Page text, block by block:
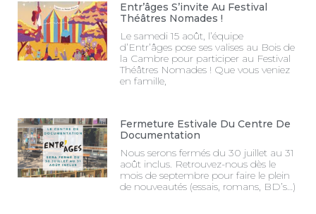
Entr’âges S’invite Au Festival
Théâtres Nomades !
Le samedi 15 août, l’équipe
d’Entr’âges pose ses valises au Bois de
la Cambre pour participer au Festival
Théâtres Nomades ! Que vous veniez
en famille,
Fermeture Estivale Du Centre De
Documentation
Nous serons fermés du 30 juillet au 31
août inclus. Retrouvez-nous dès le
mois de septembre pour faire le plein
de nouveautés (essais, romans, BD’s…)